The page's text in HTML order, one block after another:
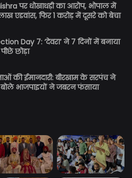
पर धोखाधड़ी का आरोप, भोपाल में
एडवांस, फिर 1 करोड़ में दूसरे को बेचा
Day 7: ‘देवरा’ ने 7 दिनों में बनाया
पीछे छोड़ा
की ईमानदारी: बीरखाम के सरपंच ने
भाजपाइयों ने जबरन फंसाया